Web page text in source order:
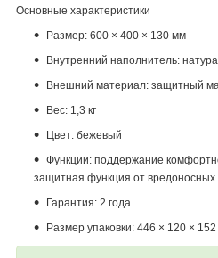
Основные характеристики
Размер: 600 × 400 × 130 мм
Внутренний наполнитель:
Внешний материал: защитный
Вес: 1,3 кг
Цвет: бежевый
Функции: поддержание
защитная функция от вредоносных
Гарантия: 2 года
Размер упаковки: 446 × 120 ×